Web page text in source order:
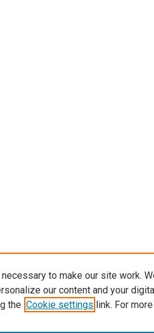
to make our site work.
our content and your
the Cookie settings link. For